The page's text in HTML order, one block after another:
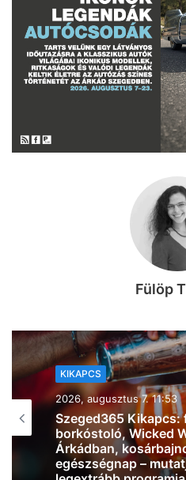
Fülöp
KIKAPCS
2026, augusztus 7. 11:09
Ikonok és legendák:
Szeged, különleges
gurultak be az